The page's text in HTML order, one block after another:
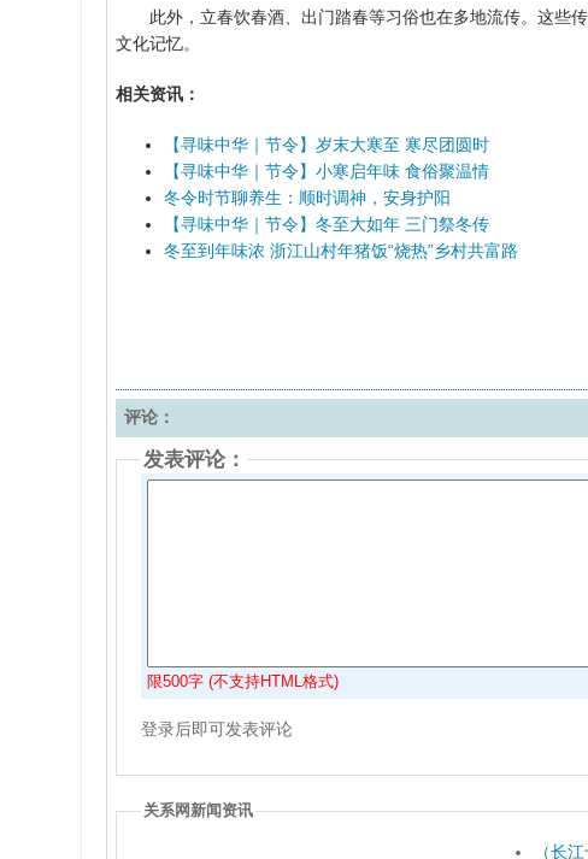
此外，立春饮春酒、出门踏春等习俗也在多地流传。这些传
文化记忆。
相关资讯：
【寻味中华｜节令】岁末大寒至 寒尽团圆时
【寻味中华｜节令】小寒启年味 食俗聚温情
冬令时节聊养生：顺时调神，安身护阳
【寻味中华｜节令】冬至大如年 三门祭冬传
冬至到年味浓 浙江山村年猪饭“烧热”乡村共富路
评论：
发表评论：
限500字 (不支持HTML格式)
登录后即可发表评论
关系网新闻资讯
（长